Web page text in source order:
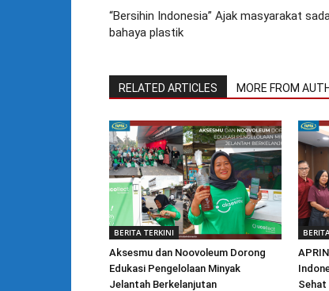
“Bersihin Indonesia” Ajak masyarakat
bahaya plastik
RELATED ARTICLES MORE FROM
BERITA TERKINI
Aksesmu dan Noovoleum Dorong
Edukasi Pengelolaan Minyak
Jelantah Berkelanjutan
Sehat